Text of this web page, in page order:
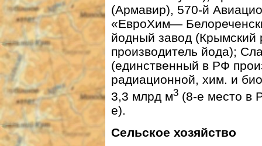
(Армавир), 570-й
«ЕвроХим—
йодный завод
производитель йода);
(единственный в РФ
радиационной, хим. и
3,3 млрд м3 (8-е место в
е).
Сельское хозяйство